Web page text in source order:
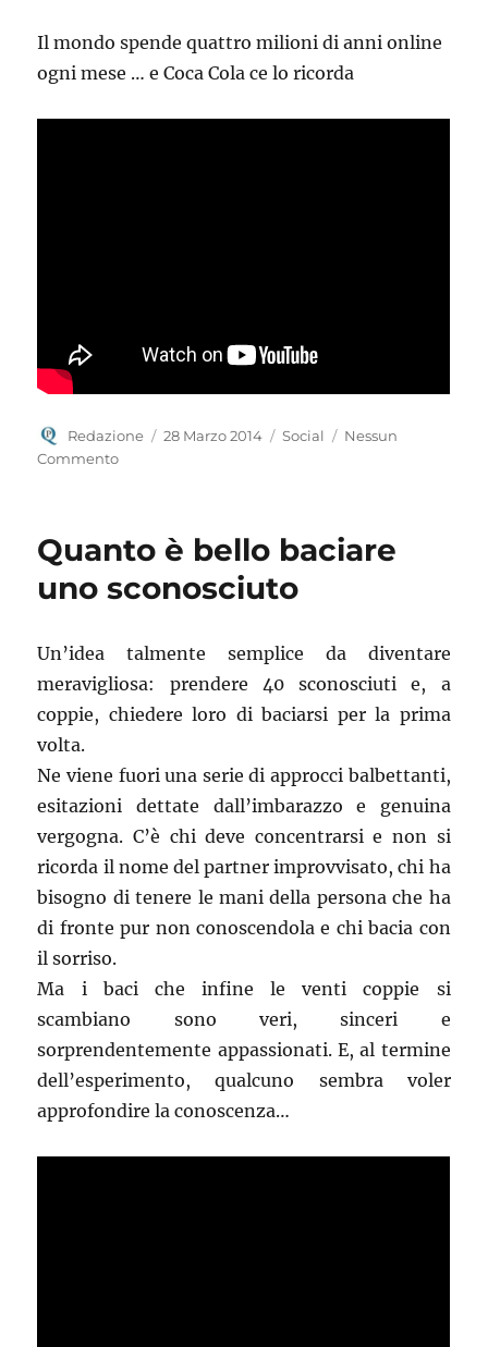
Il mondo spende quattro milioni di anni online
ogni mese … e Coca Cola ce lo ricorda
Autore
Redazione
Pubblicato
28 Marzo 2014 Categorie
Social
Nessun
Commento
Quanto è bello baciare
uno sconosciuto
Un’idea talmente semplice da diventare
meravigliosa: prendere 40 sconosciuti e, a
coppie, chiedere loro di baciarsi per la prima
volta.
Ne viene fuori una serie di approcci balbettanti,
esitazioni dettate dall’imbarazzo e genuina
vergogna. C’è chi deve concentrarsi e non si
ricorda il nome del partner improvvisato, chi ha
bisogno di tenere le mani della persona che ha
di fronte pur non conoscendola e chi bacia con
il sorriso.
Ma i baci che infine le venti coppie si
scambiano sono veri, sinceri e
sorprendentemente appassionati. E, al termine
dell’esperimento, qualcuno sembra voler
approfondire la conoscenza…